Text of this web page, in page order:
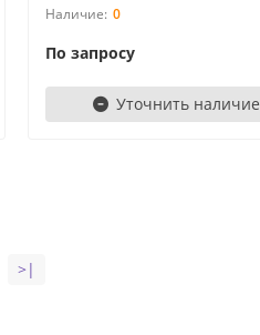
0
По запросу
Уточнить наличие
>|